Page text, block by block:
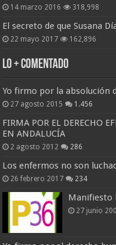
14 marzo 2016 318,998
El secreto de que Susana
22 mayo 2017 162,896
Lo + Comentado
Yo firmo por la absolución
27 agosto 2015 1.456
FIRMA POR EL DERECHO
EN ANDALUCÍA
2 agosto 2012 286
Los enfermos no son
26 febrero 2017 234
Manifiesto
27 junio